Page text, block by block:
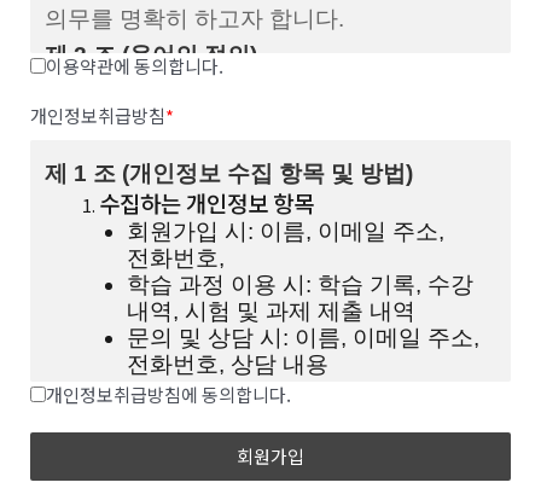
의무를 명확히 하고자 합니다.
제 2 조 (용어의 정의)
플랫폼
온라인 학습 및 교육 서비스를
사용자: 플랫폼에 회원 가입을 하고
서비스를 이용하는 개인 또는 단체를
말합니다.
콘텐츠: 플랫폼을 통해 제공되는 모든
자료, 강의, 정보 등을 말합니다.
제 3 조 (약관의 효력 및 변경)
본 약관은 플랫폼에 공지함으로써
효력을 발생합니다.
약관을 변경할 수 있으며, 변경된
약관은 적용일자와 이유를 명시하여
이용약관에 동의합니다.
개인정보취급방침*
제 1 조 (개인정보 수집 항목 및 방법)
수집하는 개인정보 항목
회원가입 시: 이름, 이메일 주소,
전화번호,
학습 과정 이용 시: 학습 기록, 수강
내역, 시험 및 과제 제출 내역
문의 및 상담 시: 이름, 이메일 주소,
전화번호, 상담 내용
개인정보 수집 방법
서비스 사용 중 자동으로 수집되는
정보 (IP 주소, 쿠키, 방문 기록 등)
개인정보취급방침에 동의합니다.